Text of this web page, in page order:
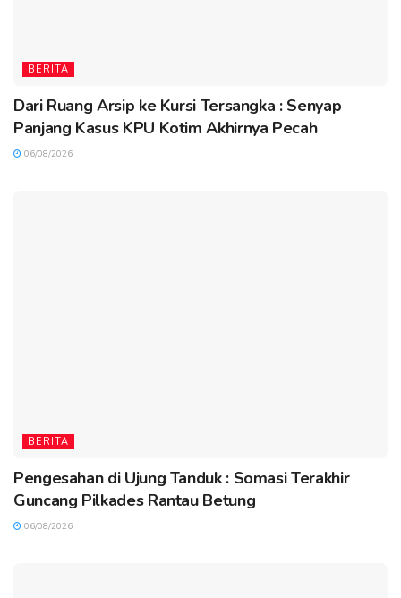
BERITA
Dari Ruang Arsip ke Kursi Tersangka : Senyap
Panjang Kasus KPU Kotim Akhirnya Pecah
06/08/2026
BERITA
Pengesahan di Ujung Tanduk : Somasi Terakhir
Guncang Pilkades Rantau Betung
06/08/2026